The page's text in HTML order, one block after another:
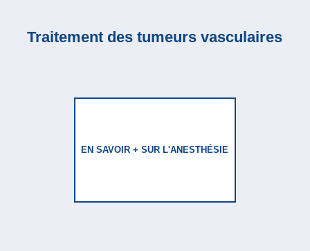
Traitement des tumeurs vasculaires
EN SAVOIR + SUR L'ANESTHÉSIE